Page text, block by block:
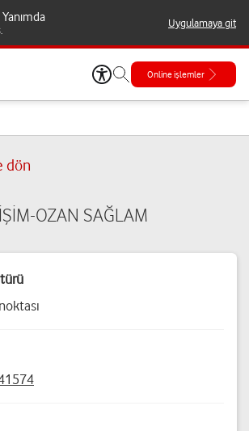
Uygulamaya git
Online işlemler
dön
OZAN SAĞLAM